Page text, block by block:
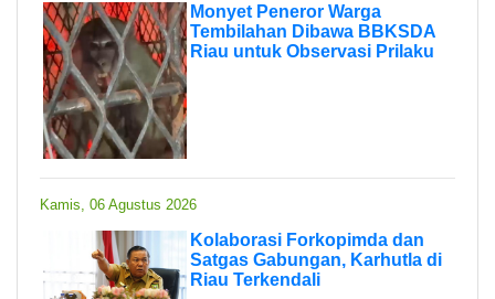
Monyet Peneror Warga
Tembilahan Dibawa BBKSDA
Riau untuk Observasi Prilaku
Kamis, 06 Agustus 2026
Kolaborasi Forkopimda dan
Satgas Gabungan, Karhutla di
Riau Terkendali